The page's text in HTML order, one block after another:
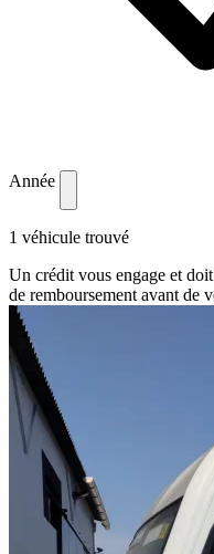
Année
1 véhicule trouvé
Un crédit vous engage et
de remboursement avant de